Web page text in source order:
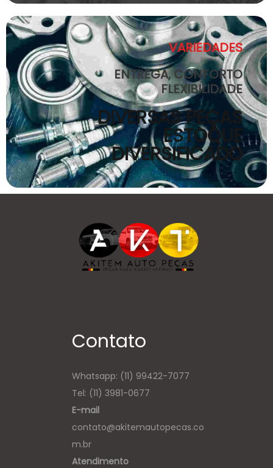
VARIEDADES
ENTREGA, CONFORTO
FLEXIBILIDADE
DIVERSAS PEÇAS
ESTOQUE
DIVERSIFICADO
Contato
Whatsapp: (11) 99422-7077
Tel: (11) 3981-0677
E-mail
contato@akitemautopecas.co
m.br
Atendimento